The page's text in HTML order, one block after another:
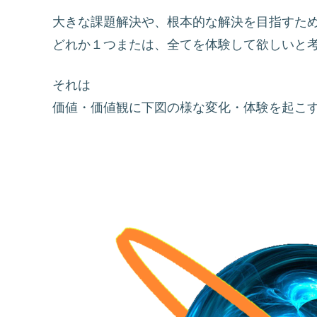
大きな課題解決や、根本的な解決を目指すた
どれか１つまたは、全てを体験して欲しいと
それは
価値・価値観に下図の様な変化・体験を起こ